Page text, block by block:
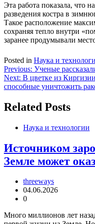
Эта работа показала, что
разведения костра в
Такое расположение
сохраняя тепло внутри
заранее продумывали
Posted in Наука и
Навигация
по
Previous: Ученые
Next: В цветке из
способные уничтожить
Related Posts
Наука и технологии
Источником
Земле может
threeways
04.06.2026
0
Много миллионов лет